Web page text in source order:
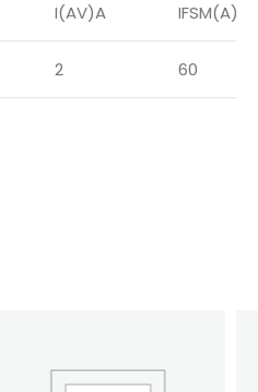
I(AV)A IFSM(A)
2 60